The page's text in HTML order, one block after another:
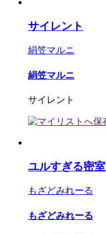
サイレント
絹笠マルニ
絹笠マルニ
サイレント
ユルすぎる密室
もざどみれーる
もざどみれーる